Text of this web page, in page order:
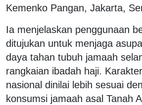
Kemenko Pangan, Jakarta,
Ia menjelaskan penggunaan
ditujukan untuk menjaga
daya tahan tubuh jamaah
rangkaian ibadah haji.
nasional dinilai lebih sesuai
konsumsi jamaah asal Tanah